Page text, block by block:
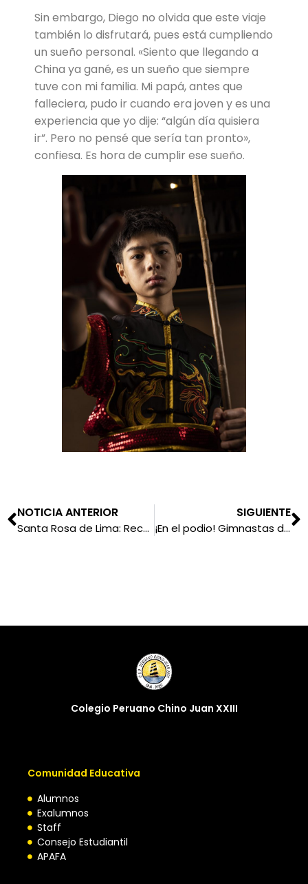
Sin embargo, Diego no olvida que este viaje
también lo disfrutará, pues está cumpliendo
un sueño personal. «Siento que llegando a
China ya gané, es un sueño que siempre
tuve con mi familia. Mi papá, antes que
falleciera, pudo ir cuando era joven y es una
experiencia que yo dije: “algún día quisiera
ir”. Pero no pensé que sería tan pronto»,
confiesa. Es hora de cumplir ese sueño.
NOTICIA ANTERIOR
Santa Rosa de Lima: Recordamos 5 momentos que marcaron la vida de la primera mujer declarada santa en las Américas
SIGUIENTE
¡En el podio! Gimnastas de Juan XXIII logran brillante participación en la Copa Regional del Sur
Colegio Peruano Chino Juan XXIII
Comunidad Educativa
Alumnos
Exalumnos
Staff
Consejo Estudiantil
APAFA